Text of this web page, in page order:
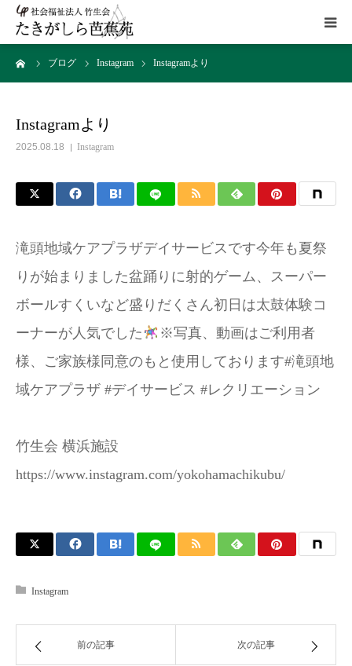
ブログ Instagram Instagramより
Instagramより
2025.08.18 Instagram
滝頭地域ケアプラザデイサービスです今年も夏祭
りが始まりました盆踊りに射的ゲーム、スーパー
ボールすくいなど盛りだくさん初日は太鼓体験コ
ーナーが人気でした
※写真、動画はご利用者
様、ご家族様同意のもと使用しております#滝頭地
域ケアプラザ #デイサービス #レクリエーション
竹生会 横浜施設
https://www.instagram.com/yokohamachikubu/
Instagram
前の記事 次の記事
HOME
施設概要
ギャラリー
アクセス